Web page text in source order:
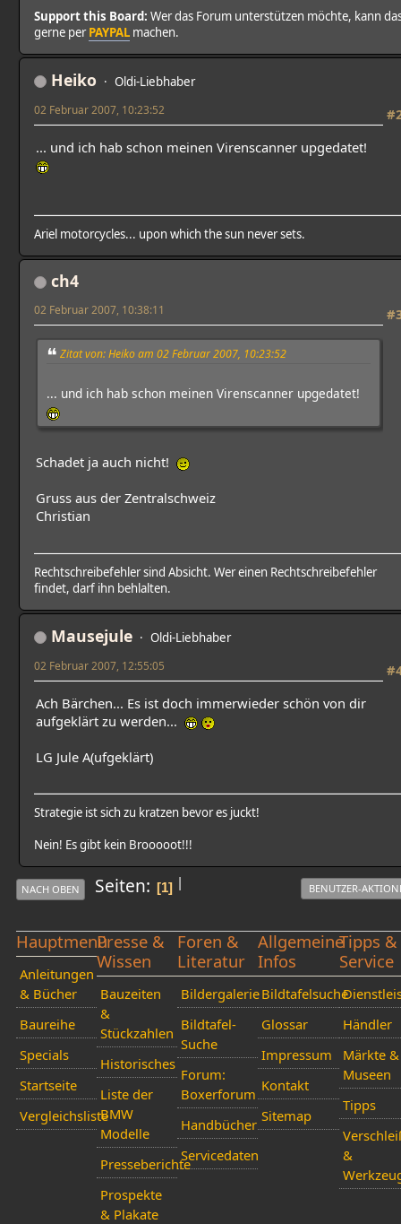
Support this Board: Wer das Forum unterstützen möchte, kann
gerne perPAYPAL machen.
Heiko Oldi-Liebhaber
02 Februar 2007, 10:23:52
... und ich hab schon meinen Virenscanner upgedatet!
Ariel motorcycles... upon which the sun never sets.
ch4
02 Februar 2007, 10:38:11
Zitat von: Heiko am 02 Februar 2007, 10:23:52
... und ich hab schon meinen Virenscanner upgedatet!
Schadet ja auch nicht!
Gruss aus der Zentralschweiz
Christian
Rechtschreibefehler sind Absicht. Wer einen Rechtschreibefehler
findet, darf ihn behlalten.
Mausejule Oldi-Liebhaber
02 Februar 2007, 12:55:05
Ach Bärchen... Es ist doch immerwieder schön von dir
aufgeklärt zu werden...
LG Jule A(ufgeklärt)
Strategie ist sich zu kratzen bevor es juckt!
Nein! Es gibt kein Brooooot!!!
|
NACH OBEN Seiten 1 BENUTZER-
Hauptmenü
Anleitungen
& Bücher
Baureihe
Specials
Startseite
Vergleichsliste
Presse &
Wissen
Bauzeiten
&
Stückzahlen
Historisches
Liste der
BMW
Modelle
Presseberichte
Prospekte
& Plakate
Foren &
Literatur
Bildergalerie
Bildtafel-
Suche
Forum:
Boxerforum
Handbücher
Servicedaten
Allgemeine
Infos
Bildtafelsuche
Glossar
Impressum
Kontakt
Sitemap
Tipps &
Service
Händler
Märkte &
Museen
Tipps
&